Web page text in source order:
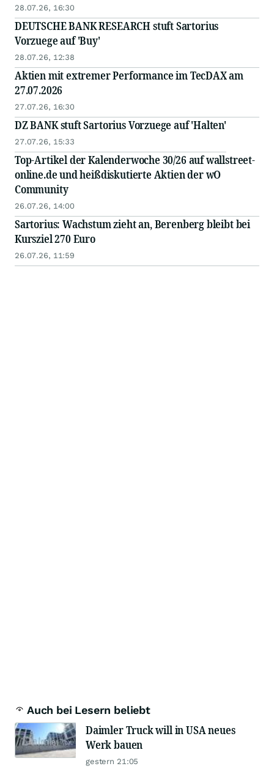
28.07.26, 16:30
DEUTSCHE BANK RESEARCH stuft Sartorius
Vorzuege auf 'Buy'
28.07.26, 12:38
Aktien mit extremer Performance im TecDAX am
27.07.2026
27.07.26, 16:30
DZ BANK stuft Sartorius Vorzuege auf 'Halten'
27.07.26, 15:33
Top-Artikel der Kalenderwoche 30/26 auf wallstreet-
online.de und heißdiskutierte Aktien der wO
Community
26.07.26, 14:00
Sartorius: Wachstum zieht an, Berenberg bleibt bei
Kursziel 270 Euro
26.07.26, 11:59
Auch bei Lesern beliebt
Daimler Truck will in USA neues
Werk bauen
gestern 21:05